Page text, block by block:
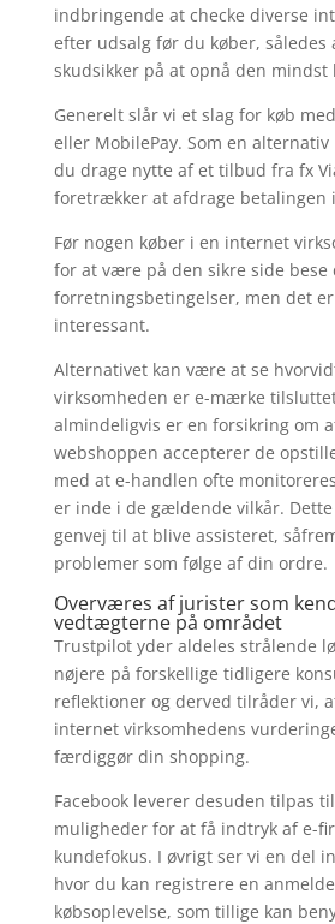
indbringende at checke diverse
efter udsalg før du køber, således
skudsikker på at opnå den mindst
Generelt slår vi et slag for køb
eller MobilePay. Som en
du drage nytte af et tilbud fra fx
foretrækker at afdrage betalingen
Før nogen køber i en internet
for at være på den sikre side bese
forretningsbetingelser, men det
interessant.
Alternativet kan være at se
virksomheden er e-mærke
almindeligvis er en forsikring om
webshoppen accepterer de
med at e-handlen ofte
er inde i de gældende vilkår.
genvej til at blive assisteret,
problemer som følge af din ordre.
Overværes af jurister som
vedtægterne på området
Trustpilot yder aldeles strålende
nøjere på forskellige tidligere
reflektioner og derved tilråder vi,
internet virksomhedens
færdiggør din shopping.
Facebook leverer desuden tilpas
muligheder for at få indtryk af e-
kundefokus. I øvrigt ser vi en del
hvor du kan registrere en
købsoplevelse, som tillige kan